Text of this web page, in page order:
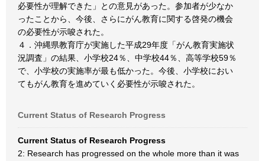
必要性が理解できた」との意見があった。参加者が少なか
ったことから、今後、さらにがん教育に関する啓発の機会
の必要性が示唆された。
４．沖縄県教育庁が実施した平成29年度「がん教育実施状
況調査」の結果、小学校24％、中学校44％、高等学校59％
で、小学校の実施率が最も低かった。今後、小学校におい
てもがん教育を進めていく必要性が示唆された。
Current Status of Research Progress
Current Status of Research Progress
2: Research has progressed on the whole more than it was